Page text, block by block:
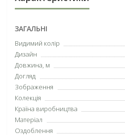
ЗАГАЛЬНІ
Видимий колір
Дизайн
Довжина, м
Догляд
Зображення
Колекція
Країна виробництва
Матеріал
Оздоблення